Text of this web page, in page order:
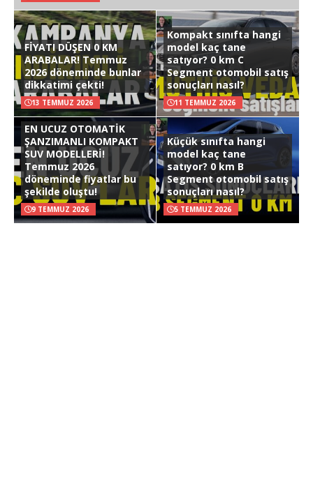
FİYATI DÜŞEN 0 KM
ARABALAR! Temmuz
2026 döneminde bunlar
dikkatimi çekti!
13 TEMMUZ 2026
Kompakt sınıfta hangi
model kaç tane
satıyor? 0 km C
Segment otomobil satış
sonuçları nasıl?
11 TEMMUZ 2026
EN UCUZ OTOMATİK
ŞANZIMANLI KOMPAKT
SUV MODELLERİ!
Temmuz 2026
döneminde fiyatlar bu
şekilde oluştu!
9 TEMMUZ 2026
Küçük sınıfta hangi
model kaç tane
satıyor? 0 km B
Segment otomobil satış
sonuçları nasıl?
5 TEMMUZ 2026